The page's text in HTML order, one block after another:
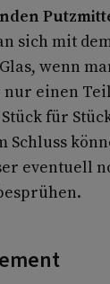
sich mit
wenn
einen
für
Schluss
eventuell